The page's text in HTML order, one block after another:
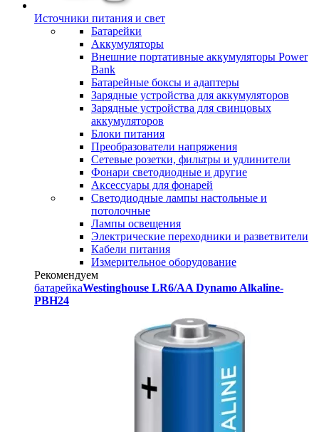
Источники питания и свет
Батарейки
Аккумуляторы
Внешние портативные аккумуляторы Power
Bank
Батарейные боксы и адаптеры
Зарядные устройства для аккумуляторов
Зарядные устройства для свинцовых
аккумуляторов
Блоки питания
Преобразователи напряжения
Сетевые розетки, фильтры и удлинители
Фонари светодиодные и другие
Аксессуары для фонарей
Светодиодные лампы настольные и
потолочные
Лампы освещения
Электрические переходники и разветвители
Кабели питания
Измерительное оборудование
Рекомендуем
батарейкаWestinghouse LR6/AA Dynamo Alkaline-
PBH24